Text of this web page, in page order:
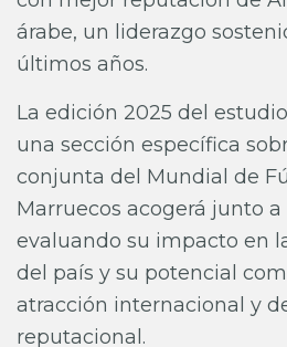
árabe, un liderazgo
últimos años.
La edición 2025 del
una sección específica
conjunta del Mundial de
Marruecos acogerá junto
evaluando su impacto en
del país y su potencial
atracción internacional y
reputacional.